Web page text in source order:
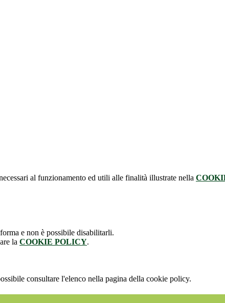
al funzionamento ed utili alle finalità illustrate nella
e non è possibile disabilitarli.
la COOKIE POLICY.
consultare l'elenco nella pagina della cookie policy.